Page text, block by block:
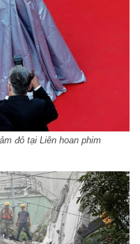
đỏ tại Liên hoan phim